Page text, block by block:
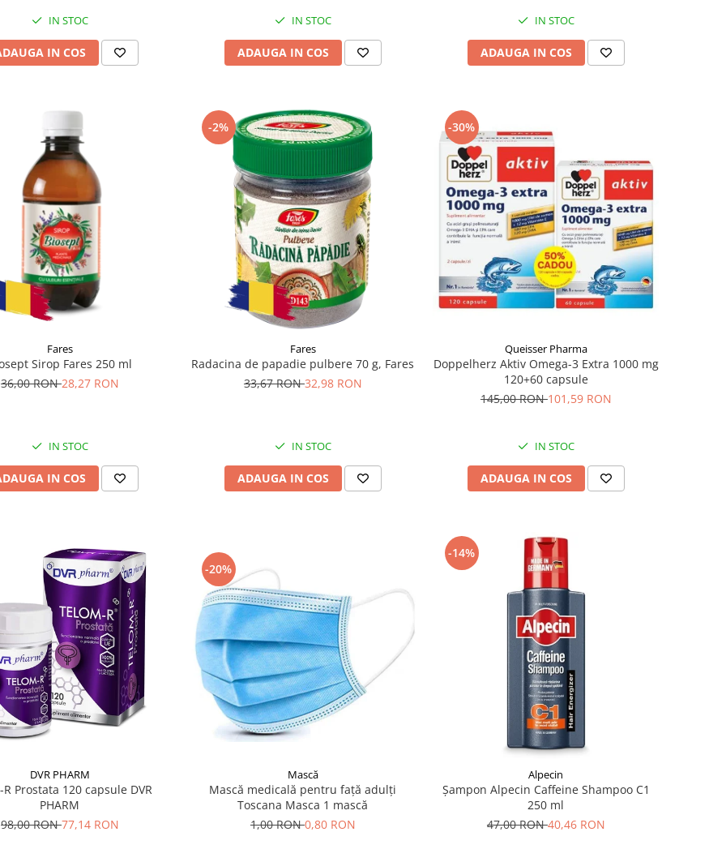
IN STOC
IN COS
IN STOC
ADAUGA IN COS
IN STOC
ADAUGA IN COS
Fares
Sirop Fares 250 ml
36,00 RON28,27 RON
IN STOC
IN COS
-2%
Fares
Radacina de papadie pulbere 70 g, Fares
33,67 RON32,98 RON
IN STOC
ADAUGA IN COS
-30%
Queisser Pharma
Doppelherz Aktiv Omega-3 Extra 1000 mg
120+60 capsule
145,00 RON101,59 RON
IN STOC
ADAUGA IN COS
DVR PHARM
R Prostata 120 capsule DVR
PHARM
98,00 RON77,14 RON
-20%
Mască
Mască medicală pentru față adulți
Toscana Masca 1 mască
1,00 RON0,80 RON
-14%
Alpecin
Șampon Alpecin Caffeine Shampoo C1
250 ml
47,00 RON40,46 RON